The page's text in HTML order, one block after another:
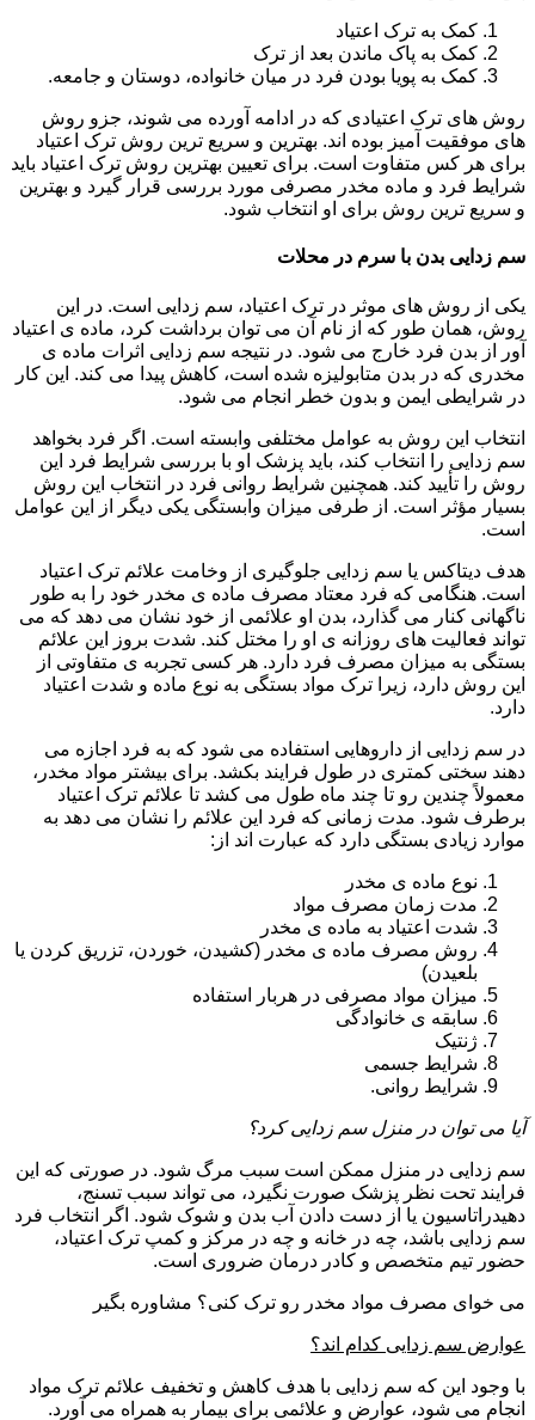
کمک به ترک اعتیاد
کمک به پاک ماندن بعد از ترک
کمک به پویا بودن فرد در میان خانواده، دوستان و جامعه.
روش های ترک اعتیادی که در ادامه آورده می شوند، جزو روش
های موفقیت آمیز بوده اند. بهترین و سریع ترین روش ترک اعتیاد
برای هر کس متفاوت است. برای تعیین بهترین روش ترک اعتیاد باید
شرایط فرد و ماده مخدر مصرفی مورد بررسی قرار گیرد و بهترین
و سریع ترین روش برای او انتخاب شود.
سم زدایی بدن با سرم در محلات
یکی از روش های موثر در ترک اعتیاد، سم زدایی است. در این
روش، همان طور که از نام آن می توان برداشت کرد، ماده ی اعتیاد
آور از بدن فرد خارج می شود. در نتیجه سم زدایی اثرات ماده ی
مخدری که در بدن متابولیزه شده است، کاهش پیدا می کند. این کار
در شرایطی ایمن و بدون خطر انجام می شود.
انتخاب این روش به عوامل مختلفی وابسته است. اگر فرد بخواهد
سم زدایی را انتخاب کند، باید پزشک او با بررسی شرایط فرد این
روش را تأیید کند. همچنین شرایط روانی فرد در انتخاب این روش
بسیار مؤثر است. از طرفی میزان وابستگی یکی دیگر از این عوامل
است.
هدف دیتاکس یا سم زدایی جلوگیری از وخامت علائم ترک اعتیاد
است. هنگامی که فرد معتاد مصرف ماده ی مخدر خود را به طور
ناگهانی کنار می گذارد، بدن او علائمی از خود نشان می دهد که می
تواند فعالیت های روزانه ی او را مختل کند. شدت بروز این علائم
بستگی به میزان مصرف فرد دارد. هر کسی تجربه ی متفاوتی از
این روش دارد، زیرا ترک مواد بستگی به نوع ماده و شدت اعتیاد
دارد.
در سم زدایی از داروهایی استفاده می شود که به فرد اجازه می
دهند سختی کمتری در طول فرایند بکشد. برای بیشتر مواد مخدر،
معمولاً چندین رو تا چند ماه طول می کشد تا علائم ترک اعتیاد
برطرف شود. مدت زمانی که فرد این علائم را نشان می دهد به
موارد زیادی بستگی دارد که عبارت اند از:
نوع ماده ی مخدر
مدت زمان مصرف مواد
شدت اعتیاد به ماده ی مخدر
روش مصرف ماده ی مخدر (کشیدن، خوردن، تزریق کردن یا
بلعیدن)
میزان مواد مصرفی در هربار استفاده
سابقه ی خانوادگی
ژنتیک
شرایط جسمی
شرایط روانی.
آیا می توان در منزل سم زدایی کرد؟
سم زدایی در منزل ممکن است سبب مرگ شود. در صورتی که این
فرایند تحت نظر پزشک صورت نگیرد، می تواند سبب تسنج،
دهیدراتاسیون یا از دست دادن آب بدن و شوک شود. اگر انتخاب فرد
سم زدایی باشد، چه در خانه و چه در مرکز و کمپ ترک اعتیاد،
حضور تیم متخصص و کادر درمان ضروری است.
می خوای مصرف مواد مخدر رو ترک کنی؟ مشاوره بگیر
عوارض سم زدایی کدام اند؟
با وجود این که سم زدایی با هدف کاهش و تخفیف علائم ترک مواد
انجام می شود، عوارض و علائمی برای بیمار به همراه می آورد.